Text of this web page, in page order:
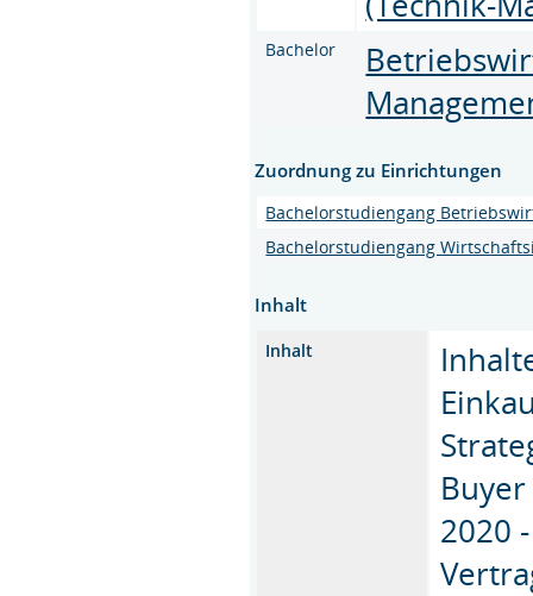
Bachelor
Zuordnung zu Einrichtungen
Bachelorstudiengang
Bachelorstudiengang
Inhalt
Inhalt
2020